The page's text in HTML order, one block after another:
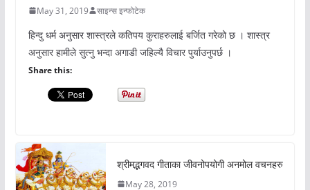
May 31, 2019 साइन्स इन्फोटेक
हिन्दु धर्म अनुसार शास्त्रले कतिपय कुराहरुलाई बर्जित गरेको छ । शास्त्र
अनुसार हामीले सुत्नु भन्दा अगाडी जहिल्यै विचार पुर्याउनुपर्छ ।
Share this:
श्रीमद्भगवद गीताका जीवनोपयोगी अनमोल वचनहरु
May 28, 2019